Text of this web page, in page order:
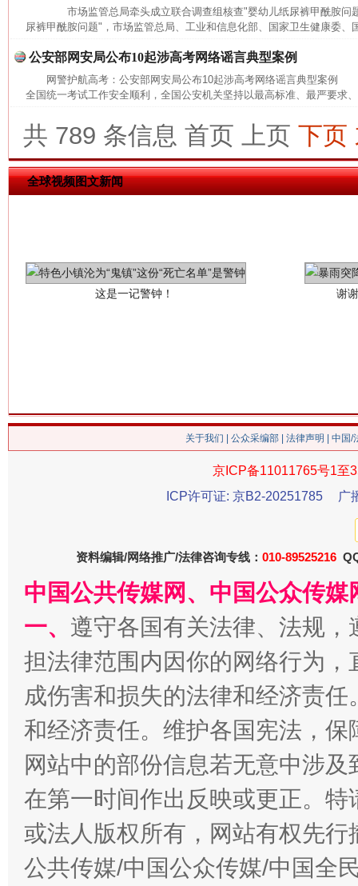
市场监管总局牵头成立联合调查组核查"婴幼儿纸尿裤甲酰胺
尿裤甲酰胺问题"，市场监管总局、工业和信息化部、国家卫生健康委、
公安部网安局公布10起涉高考网络谣言典型案例
网警护航高考：公安部网安局公布10起涉高考网络谣言典型案例
全国统一考试工作安全顺利，全国公安机关坚持以最高标准、最严要求
共 789 条信息 首页 上页 下页
全球视频图文新闻
网上购药对药下症？
今
习近平的博鳌关键词
魏明亮
生
关于我们 公众采编部 法律声明 | 中国
京ICP备11011765号1至
ICP许可证: 京B2-20251785
广
资料编辑/网络推广/法律咨询专线： 010-89525216
中国公共传媒网、中国公众传
一、 遵守各国有关法律、法规
担法律范围内因你的网络行为
成伤害和损失的法律和经济责
和经济责任。维护各国宪法，
网站中的部份信息若无意中涉
在第一时间作出反映或更正。
或法人版权所有，网站有权先
公共传媒/中国公众传媒/中国全